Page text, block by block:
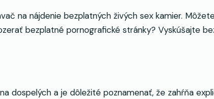
na nájdenie bezplatných živých sex kamier.
bezplatné pornografické stránky? Vyskúšajte
dospelých a je dôležité poznamenať, že zahŕňa